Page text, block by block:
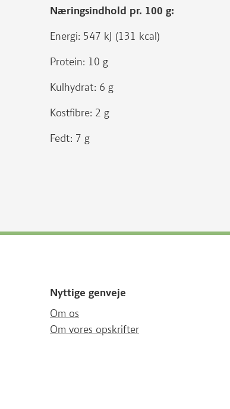
Næringsindhold pr. 100 g:
Energi: 547 kJ (131 kcal)
Protein: 10 g
Kulhydrat: 6 g
Kostfibre: 2 g
Fedt: 7 g
Nyttige genveje
Om os
Om vores opskrifter